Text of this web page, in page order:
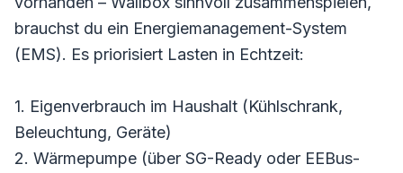
brauchst du ein Energiemanagement-System
(EMS). Es priorisiert Lasten in Echtzeit:
1. Eigenverbrauch im Haushalt (Kühlschrank,
Beleuchtung, Geräte)
2. Wärmepumpe (über SG-Ready oder EEBus-